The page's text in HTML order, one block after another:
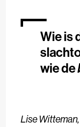
Wie is
wie de
Lise